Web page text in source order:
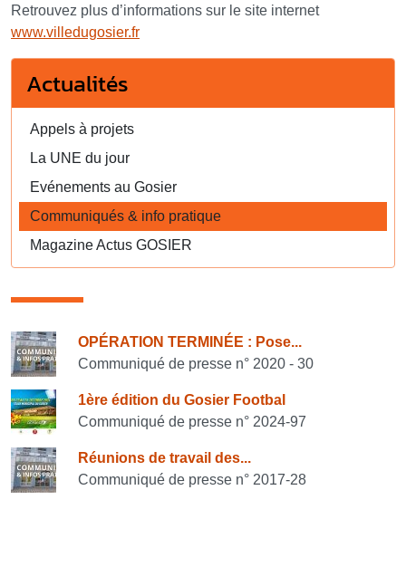
Retrouvez plus d’informations sur le site internet
www.villedugosier.fr
Actualités
Appels à projets
La UNE du jour
Evénements au Gosier
Communiqués & info pratique
Magazine Actus GOSIER
Consulter également
OPÉRATION TERMINÉE : Pose...
Communiqué de presse n° 2020 - 30
1ère édition du Gosier Footbal
Communiqué de presse n° 2024-97
Réunions de travail des...
Communiqué de presse n° 2017-28